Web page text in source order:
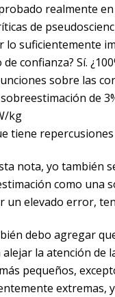
realmente
de
lo suficientemente
de confianza? Sí.
sobre las
de
kg
tiene
nota, yo también
como una
un elevado error,
debo agregar
alejar la atención de
pequeños,
extremas,